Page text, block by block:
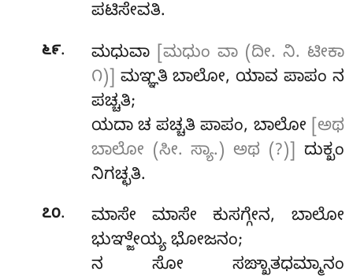
ಪಟಿಸೇವತಿ.
೬೯. ಮಧುವಾ
[ಮಧುಂ ವಾ (ದೀ. ನಿ. ಟೀಕಾ
೧)] ಮಞ್ಞತಿ ಬಾಲೋ, ಯಾವ ಪಾಪಂ ನ
ಪಚ್ಚತಿ;
ಯದಾ ಚ ಪಚ್ಚತಿ ಪಾಪಂ, ಬಾಲೋ [ಅಥ
ಬಾಲೋ (ಸೀ. ಸ್ಯಾ.) ಅಥ (?)]
ದುಕ್ಖಂ
ನಿಗಚ್ಛತಿ.
೭೦.
ಮಾಸೇ ಮಾಸೇ ಕುಸಗ್ಗೇನ, ಬಾಲೋ
ಭುಞ್ಜೇಯ್ಯ ಭೋಜನಂ;
ನ ಸೋ ಸಙ್ಖಾತಧಮ್ಮಾನಂ